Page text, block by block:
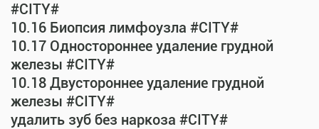
#CITY#
10.16 Биопсия лимфоузла #CITY#
10.17 Одностороннее удаление грудной
железы #CITY#
10.18 Двустороннее удаление грудной
железы #CITY#
удалить зуб без наркоза #CITY#